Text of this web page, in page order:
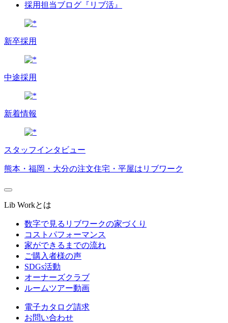
採用担当ブログ『リブ活』
新卒採用
中途採用
新着情報
スタッフインタビュー
熊本・福岡・大分の注文住宅・平屋はリブワーク
Lib Workとは
数字で見るリブワークの家づくり
コストパフォーマンス
家ができるまでの流れ
ご購入者様の声
SDGs活動
オーナーズクラブ
ルームツアー動画
電子カタログ請求
お問い合わせ